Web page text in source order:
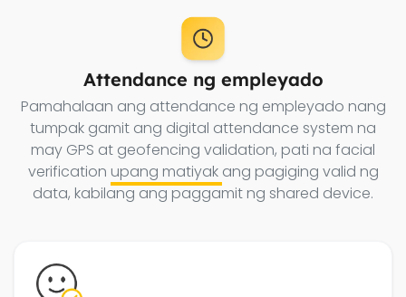
Attendance ng empleyado
Pamahalaan ang attendance ng empleyado nang
tumpak gamit ang digital attendance system na
may GPS at geofencing validation, pati na facial
verification upang matiyak ang pagiging valid ng
data, kabilang ang paggamit ng shared device.